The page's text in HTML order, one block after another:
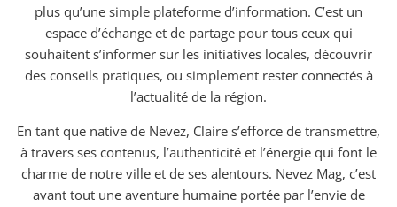
plus qu’une simple plateforme d’information. C’est un
espace d’échange et de partage pour tous ceux qui
souhaitent s’informer sur les initiatives locales, découvrir
des conseils pratiques, ou simplement rester connectés à
l’actualité de la région.
En tant que native de Nevez, Claire s’efforce de transmettre,
à travers ses contenus, l’authenticité et l’énergie qui font le
charme de notre ville et de ses alentours. Nevez Mag, c’est
avant tout une aventure humaine portée par l’envie de